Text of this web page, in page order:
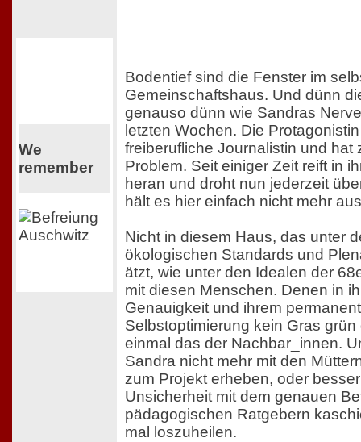
We
remember
Bodentief sind die Fenster im
Gemeinschaftshaus. Und dünn
genauso dünn wie Sandras
letzten Wochen. Die
freiberufliche Journalistin und hat
Problem. Seit einiger Zeit reift in
heran und droht nun jederzeit
hält es hier einfach nicht mehr
Nicht in diesem Haus, das unter
ökologischen Standards und
ätzt, wie unter den Idealen der
mit diesen Menschen. Denen in
Genauigkeit und ihrem
Selbstoptimierung kein Gras
einmal das der Nachbar_innen.
Sandra nicht mehr mit den
zum Projekt erheben, oder
Unsicherheit mit dem genauen
pädagogischen Ratgebern
mal loszuheilen.